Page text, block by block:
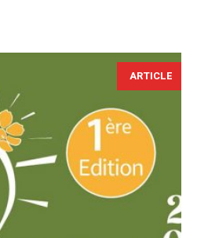
ARTICLE